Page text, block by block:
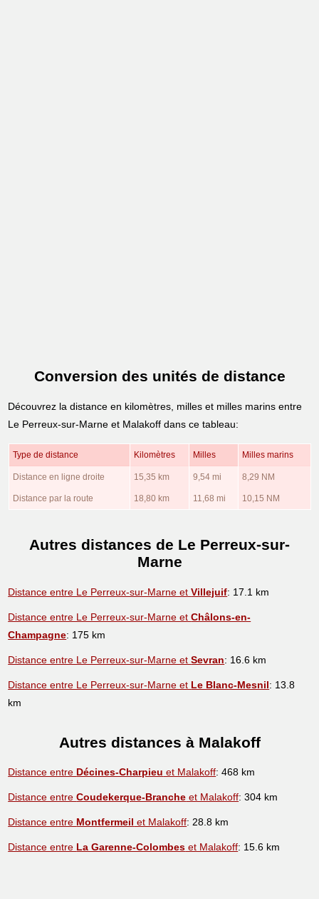
Conversion des unités de distance
Découvrez la distance en kilomètres, milles et milles marins entre
Le Perreux-sur-Marne et Malakoff dans ce tableau:
Type de distance Kilomètres Milles Milles marins
Distance en ligne droite 15,35 km 9,54 mi 8,29 NM
Distance par la route 18,80 km 11,68 mi 10,15 NM
Autres distances de Le Perreux-sur-
Marne
Distance entre Le Perreux-sur-Marne etVillejuif: 17.1 km
Distance entre Le Perreux-sur-Marne etChâlons-en-
Champagne: 175 km
Distance entre Le Perreux-sur-Marne etSevran: 16.6 km
Distance entre Le Perreux-sur-Marne et Le Blanc-Mesnil: 13.8
km
Autres distances à Malakoff
Distance entre Décines-Charpieu et Malakoff: 468 km
Distance entreCoudekerque-Branche et Malakoff: 304 km
Distance entre Montfermeil et Malakoff: 28.8 km
Distance entre La Garenne-Colombes et Malakoff: 15.6 km